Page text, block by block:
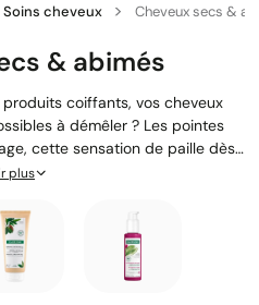
Soins cheveux Cheveux secs &
& abimés
coiffants, vos cheveux
à démêler ? Les pointes
cette sensation de paille dès
vos longueurs… Vous n'êtes pas
répétées, lissages, soleil, ou
Notre sélection de
vous aide à restaurer la santé de
concentrées en actifs
plus